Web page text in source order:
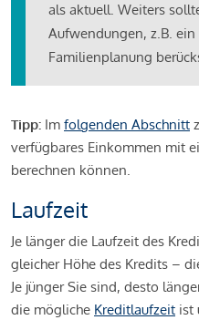
als aktuell. Weiters
Aufwendungen, z.B.
Familienplanung
Tipp: Im folgenden Abschnitt
verfügbares Einkommen mit
berechnen können.
Laufzeit
Je länger die Laufzeit des
gleicher Höhe des Kredits –
Je jünger Sie sind, desto
die mögliche Kreditlaufzeit ist